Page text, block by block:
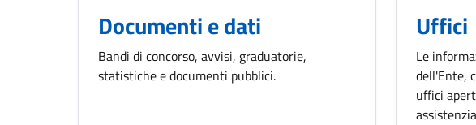
Documenti e dati
Bandi di concorso, avvisi, graduatorie,
statistiche e documenti pubblici.
Uffici
Le
dell'Ente,
uffici